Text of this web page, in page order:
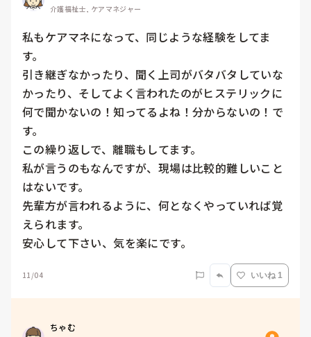
介護福祉士, ケアマネジャー
私もケアマネになって、同じような経験をしてま
す。
引き継ぎなかったり、聞く上司がバタバタしていな
かったり、そしてよく言われたのがヒステリックに
何で聞かないの！知ってるよね！分からないの！で
す。
この繰り返しで、離職もしてます。
私が言うのもなんですが、現場は比較的難しいこと
はないです。
先輩方が言われるように、何となくやっていれば覚
えられます。
11/04 いいね 1
ちゃむ